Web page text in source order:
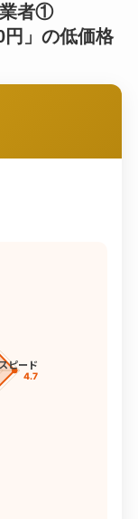
業者①
円」の低価格
ピード
4.7